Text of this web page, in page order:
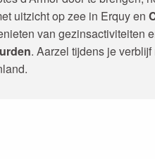
uitzicht op zee in Erquy en
van
. Aarzel tijdens je